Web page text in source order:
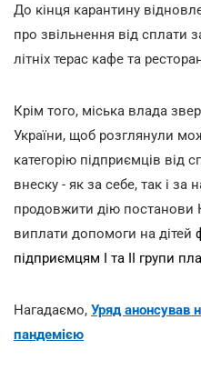
До кінця карантину
про звільнення від сплати
літніх терас кафе та
Крім того, міська влада
України, щоб розглянули
категорію підприємців від
внеску - як за себе, так і за
продовжити дію постанови
виплати допомоги на дітей
підприємцям І та ІІ групи
Нагадаємо, Уряд анонсував
пандемією